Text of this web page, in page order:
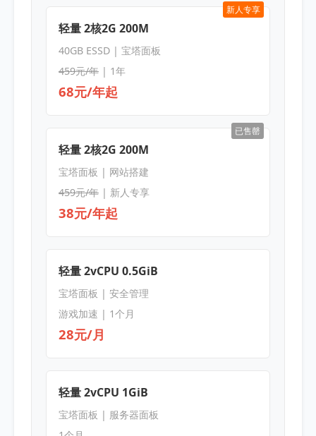
新人专享
轻量 2核2G 200M
40GB ESSD | 宝塔面板
459元/年| 1年
68元/年起
已售罄
轻量 2核2G 200M
宝塔面板 | 网站搭建
459元/年| 新人专享
38元/年起
轻量 2vCPU 0.5GiB
宝塔面板 | 安全管理
游戏加速 | 1个月
28元/月
轻量 2vCPU 1GiB
宝塔面板 | 服务器面板